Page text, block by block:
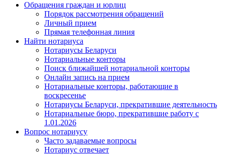
Обращения граждан и юрлиц
Порядок рассмотрения обращений
Личный прием
Прямая телефонная линия
Найти нотариуса
Нотариусы Беларуси
Нотариальные конторы
Поиск ближайшей нотариальной конторы
Онлайн запись на прием
Нотариальные конторы, работающие в
воскресенье
Нотариусы Беларуси, прекратившие деятельность
Нотариальные бюро, прекратившие работу с
1.01.2026
Вопрос нотариусу
Часто задаваемые вопросы
Нотариус отвечает